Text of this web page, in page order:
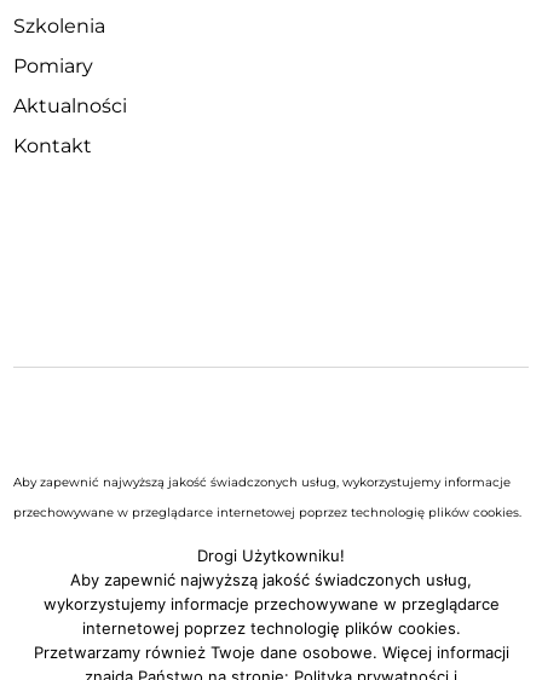
Szkolenia
Pomiary
Aktualności
Kontakt
Aby zapewnić najwyższą jakość świadczonych usług, wykorzystujemy informacje
przechowywane w przeglądarce internetowej poprzez technologię plików cookies.
prywatności i wykorzystywania plików cookies serwisu
Drogi Użytkowniku!
Aby zapewnić najwyższą jakość świadczonych usług,
wykorzystujemy informacje przechowywane w przeglądarce
internetowej poprzez technologię plików cookies.
Przetwarzamy również Twoje dane osobowe. Więcej informacji